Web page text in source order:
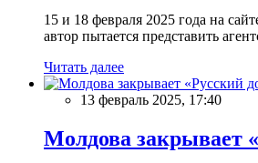
15 и 18 февраля 2025 года на
автор пытается представить
Читать далее
13 февраль 2025, 17:40
Молдова закрывает